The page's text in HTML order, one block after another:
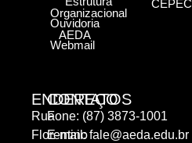
ENDEREÇO
Rua
Florentino
CONTATOS
Fone: (87) 3873-1001
E-mail:fale@aeda.edu.br
Organizacional
Ouvidoria
AEDA
Webmail
CEPEC